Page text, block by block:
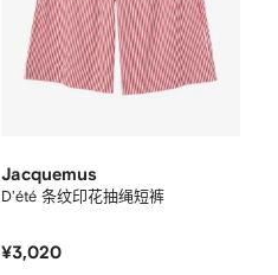
Jacquemus
D'été 条纹印花抽绳短裤
¥3,020